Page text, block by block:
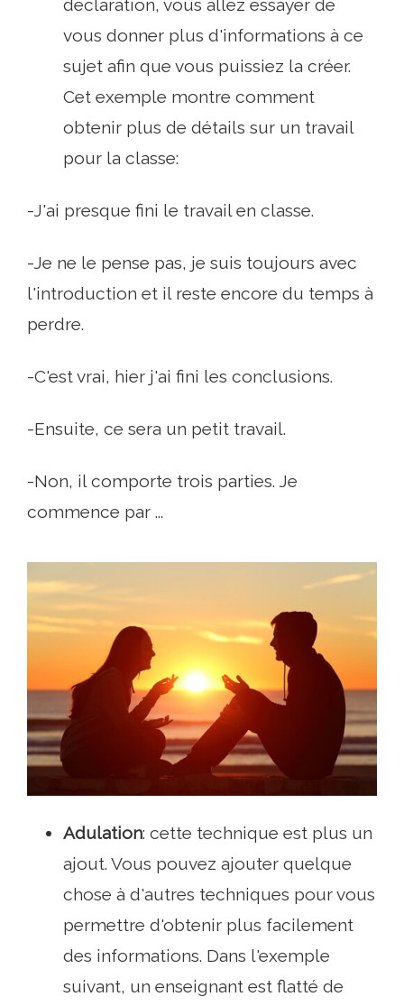
déclaration, vous allez essayer de
vous donner plus d'informations à ce
sujet afin que vous puissiez la créer.
Cet exemple montre comment
obtenir plus de détails sur un travail
pour la classe:
-J'ai presque fini le travail en classe.
-Je ne le pense pas, je suis toujours avec
l'introduction et il reste encore du temps à
perdre.
-C'est vrai, hier j'ai fini les conclusions.
-Ensuite, ce sera un petit travail.
-Non, il comporte trois parties. Je
commence par ...
Adulation: cette technique est plus un
ajout. Vous pouvez ajouter quelque
chose à d'autres techniques pour vous
permettre d'obtenir plus facilement
des informations. Dans l'exemple
suivant, un enseignant est flatté de